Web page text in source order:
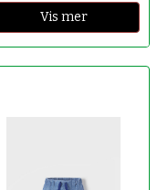
Vis mer